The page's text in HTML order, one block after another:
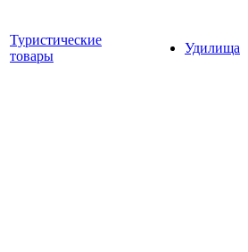
Туристические
товары
Удилища